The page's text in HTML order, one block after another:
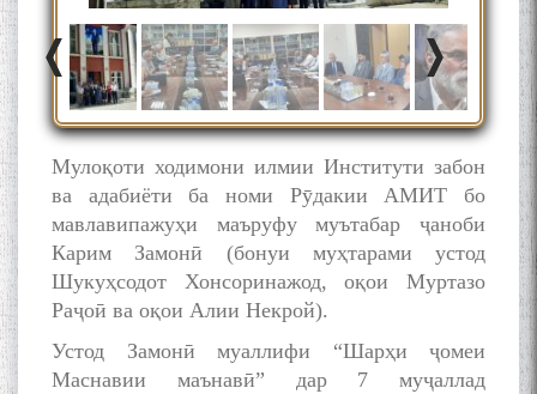
Мулоқоти ходимони илмии Институти забон
ва адабиёти ба номи Рӯдакии АМИТ бо
мавлавипажуҳи маъруфу муътабар ҷаноби
Карим Замонӣ (бонуи муҳтарами устод
Шукуҳсодот Хонсоринажод, оқои Муртазо
Раҷоӣ ва оқои Алии Некрой).
Устод Замонӣ муаллифи “Шарҳи ҷомеи
Маснавии маънавӣ” дар 7 муҷаллад
به عبارت دیگر: گفتگو با مومن
قناعت Mumin Qanoat
Сухбати навқаламон бо
Муъмин Қаноат\Meeting of
young talents with Mumyin
Kanoat